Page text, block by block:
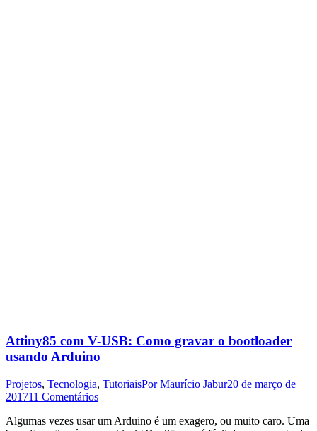
Attiny85 com V-USB: Como gravar o bootloader
usando Arduino
Projetos, Tecnologia, TutoriaisPorMaurício Jabur20 de março de
201711 Comentários
Algumas vezes usar um Arduino é um exagero, ou muito caro. Uma